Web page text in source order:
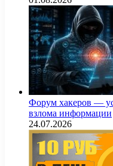
Форум хакеров —
взлома информации
24.07.2026